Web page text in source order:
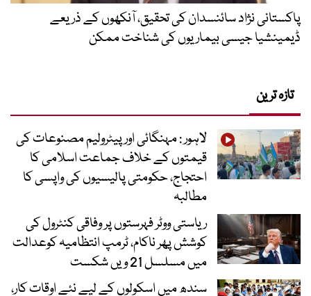
پاکستانی نژاد سائنسدان کی تحقیق، آنکھوں کے ذریعے
ڈیمینشیا جیسی بیماریوں کی شناخت ممکن
تازہ ترین
لاہور : مہنگائی اور پیٹرولیم مصنوعات کی
قیمتوں کے خلاف جماعت اسلامی کا
احتجاج، حکومتی پالیسیوں کی واپسی کا
مطالبہ
ریاستی ووٹر فہرستوں پر وفاقی کنٹرول کی
کوشش پھر ناکام، ٹرمپ انتظامیہ کوعدالت
میں مسلسل 21 ویں شکست
سندھ میں اسکولوں کے لیے نئے اوقات کار،